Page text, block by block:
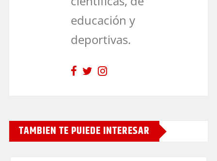
educación y
deportivas.
TAMBIEN TE PUIEDE INTERESAR